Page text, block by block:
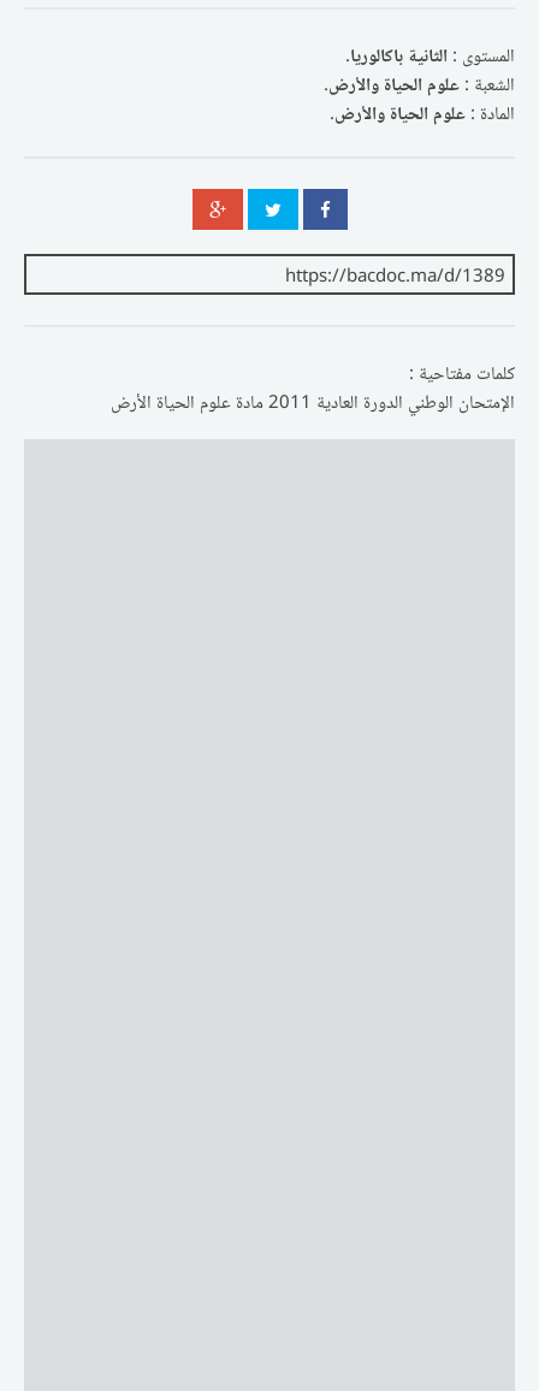
المستوى : الثانية باكالوريا.
الشعبة : علوم الحياة والأرض.
المادة : علوم الحياة والأرض.
كلمات مفتاحية :
الإمتحان الوطني الدورة العادية 2011 مادة علوم الحياة الأرض